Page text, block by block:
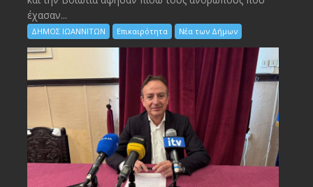
έχασαν...
ΔΗΜΟΣ ΙΩΑΝΝΙΤΩΝ Επικαιρότητα Νέα των Δήμων